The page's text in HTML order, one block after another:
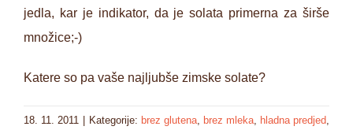
jedla, kar je indikator, da je solata primerna za širše
množice;-)
Katere so pa vaše najljubše zimske solate?
18. 11. 2011 Kategorije: brez glutena, brez mleka, hladna predjed,